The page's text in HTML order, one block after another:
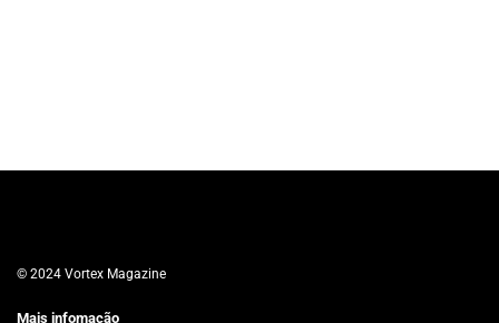
© 2024 Vortex Magazine
Mais infomação